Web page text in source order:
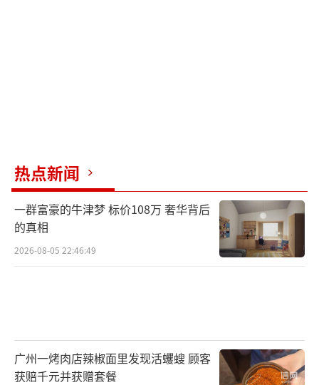
热点新闻
一群富豪的牛津梦 标价108万 奢华背后
的真相
2026-08-05 22:46:49
广州一烤肉店辣椒面里发现活蠼螋 顾客
获赔千元并获赠套餐